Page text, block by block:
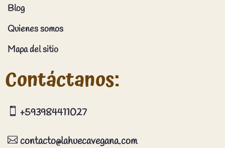
Blog
Quienes somos
Mapa del sitio
Contáctanos:
 +593984411027
 contacto@lahuecavegana.com